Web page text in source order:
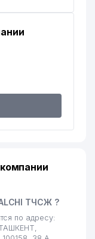
ТЧСЖ ?
по адресу:
ТАШКЕНТ,